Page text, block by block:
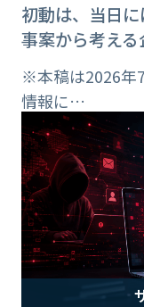
初動は、当日
事案から考え
※本稿は2026年
情報に…